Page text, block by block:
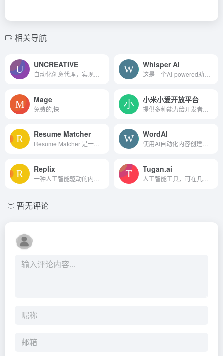
相关导航
UNCREATIVE Whisper AI
Mage
免费的,快
小米小爱开放平台
Resume Matcher WordAI
Replix Tugan.ai
暂无评论